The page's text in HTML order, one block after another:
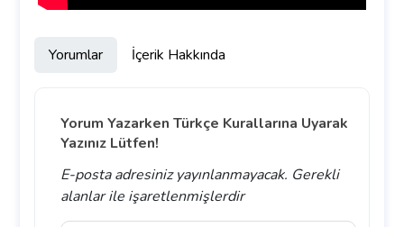
Yorumlar İçerik Hakkında
Yorum Yazarken Türkçe Kurallarına Uyarak
Yazınız Lütfen!
E-posta adresiniz yayınlanmayacak. Gerekli
alanlarile işaretlenmişlerdir